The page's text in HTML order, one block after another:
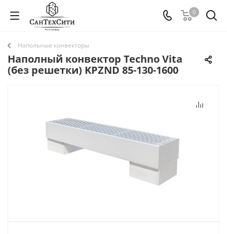
0
Напольные конвекторы
Наполный конвектор Techno Vita
(без решетки) KPZND 85-130-1600